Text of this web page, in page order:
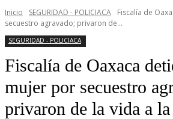
Inicio SEGURIDAD - POLICIACA
Fiscalía de
secuestro agravado; privaron de...
SEGURIDAD - POLICIACA
Fiscalía de Oaxaca
mujer por secuestro
privaron de la vida a